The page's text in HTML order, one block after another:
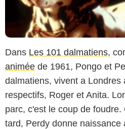
Dans Les 101 dalmatiens,
animée de 1961, Pongo et
dalmatiens, vivent a Londres
respectifs, Roger et Anita.
parc, c'est le coup de
tard, Perdy donne naissance